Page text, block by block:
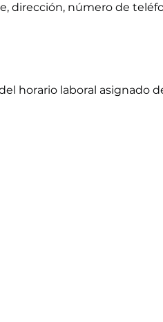
dirección, número de
horario laboral asignado